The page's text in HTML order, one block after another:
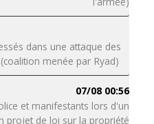
dans une attaque des
menée par Ryad)
07/08 00:56
et manifestants lors d'un
projet de loi sur la propriété